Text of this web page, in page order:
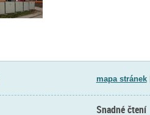
mapa stránek|
Snadné čtení